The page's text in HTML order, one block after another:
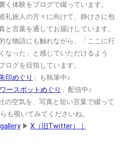
く体験をブログで綴っています。
礼旅人の方々に向けて、静けさに包
と言葉を通してお届けしています。
な物語にも触れながら、「ここに行
なった」と感じていただけるよう
ログを目指しています。
印めぐり 」も執筆中♪
ースポットめぐり 」配信中♪
の空気を、写真と短い言葉で綴って
も覗いてみてくださいね。
▶ X（旧Twitter）｜